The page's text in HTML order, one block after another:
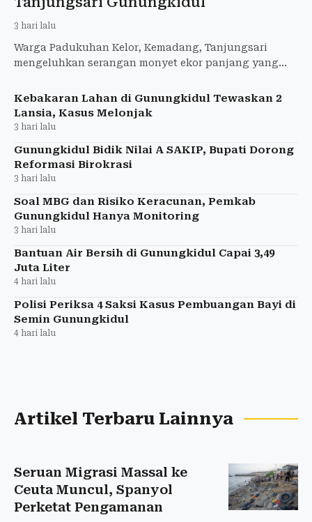
3 hari lalu
Warga Padukuhan Kelor, Kemadang, Tanjungsari
mengeluhkan serangan monyet ekor panjang yang
gagal panen.
Kebakaran Lahan di Gunungkidul Tewaskan 2
Lansia, Kasus Melonjak
3 hari lalu
Gunungkidul Bidik Nilai A SAKIP, Bupati Dorong
Reformasi Birokrasi
3 hari lalu
Soal MBG dan Risiko Keracunan, Pemkab
Gunungkidul Hanya Monitoring
3 hari lalu
Bantuan Air Bersih di Gunungkidul Capai 3,49
Juta Liter
4 hari lalu
Polisi Periksa 4 Saksi Kasus Pembuangan Bayi di
Semin Gunungkidul
4 hari lalu
Artikel Terbaru Lainnya
Seruan Migrasi Massal ke
Ceuta Muncul, Spanyol
Perketat Pengamanan